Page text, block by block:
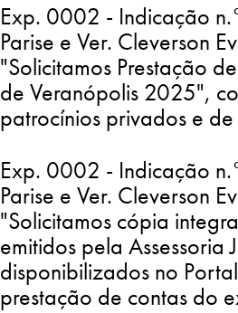
Exp. 0002 - Indicação
Parise e Ver. Cleverson
"Solicitamos Prestação
de Veranópolis 2025",
patrocínios privados e
Exp. 0002 - Indicação
Parise e Ver. Cleverson
"Solicitamos cópia
emitidos pela
disponibilizados no
prestação de contas do